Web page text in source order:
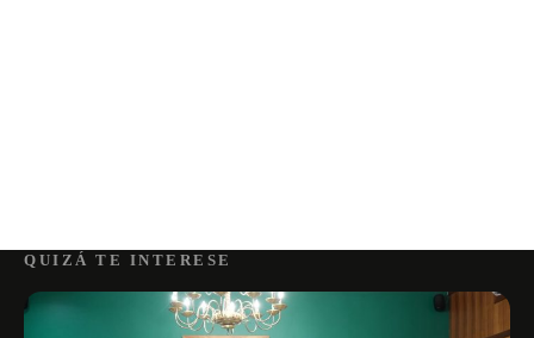
QUIZÁ TE INTERESE